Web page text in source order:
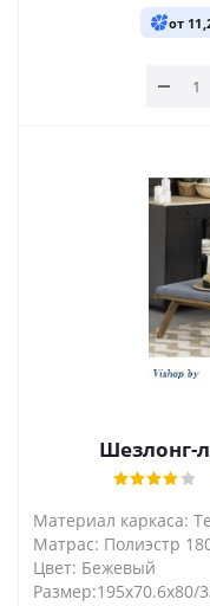
от
Шезлонг-
Материал каркаса:
Матрас: Полиэстр
Цвет: Бежевый
Размер:195х70.6х80/